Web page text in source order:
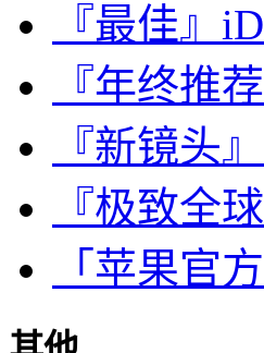
『最佳』
『年终推
『新镜头
『极致全
「苹果官